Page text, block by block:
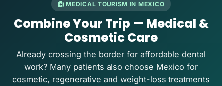
MEDICAL TOURISM IN MEXICO
Combine Your Trip — Medical &
Cosmetic Care
Already crossing the border for affordable dental
work? Many patients also choose Mexico for
cosmetic, regenerative and weight-loss treatments